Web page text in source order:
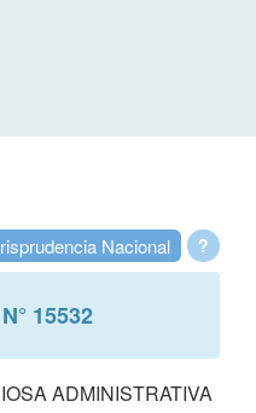
?
Nacional
N° 15532
ADMINISTRATIVA